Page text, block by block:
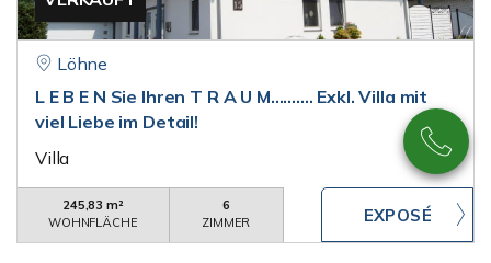
Löhne
L E B E N Sie Ihren T R A U M.......... Exkl. Villa mit
viel Liebe im Detail!
Villa
245,83 m²
WOHNFLÄCHE
6
ZIMMER